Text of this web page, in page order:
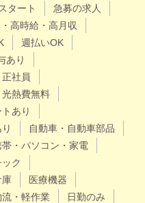
タート
急募の求人
高時給・高月収
週払いOK
あり
正社員
光熱費無料
あり
自動車・自動車部品
帯・パソコン・家電
ク
庫
医療機器
・軽作業
日勤のみ